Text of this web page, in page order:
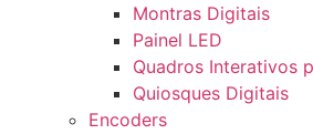
Montras Digitais
Painel LED
Quadros Interativos
Quiosques Digitais
Encoders